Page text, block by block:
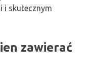
i skutecznym
zawierać